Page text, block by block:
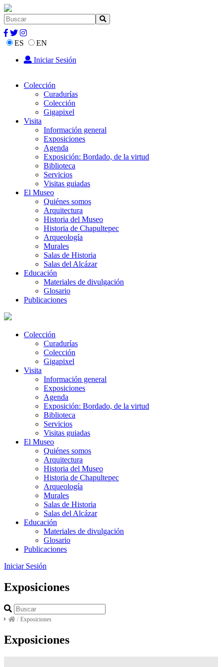
ES
EN
Iniciar Sesión
Colección
Curadurías
Colección
Gigapixel
Visita
Información general
Exposiciones
Agenda
Exposición: Bordado, de la virtud
Biblioteca
Servicios
Visitas guiadas
El Museo
Quiénes somos
Arquitectura
Historia del Museo
Historia de Chapultepec
Arqueología
Murales
Salas de Historia
Salas del Alcázar
Educación
Materiales de divulgación
Glosario
Publicaciones
Colección
Curadurías
Colección
Gigapixel
Visita
Información general
Exposiciones
Agenda
Exposición: Bordado, de la virtud
Biblioteca
Servicios
Visitas guiadas
El Museo
Quiénes somos
Arquitectura
Historia del Museo
Historia de Chapultepec
Arqueología
Murales
Salas de Historia
Salas del Alcázar
Educación
Materiales de divulgación
Glosario
Publicaciones
Iniciar Sesión
Exposiciones
/ Exposiciones
Exposiciones